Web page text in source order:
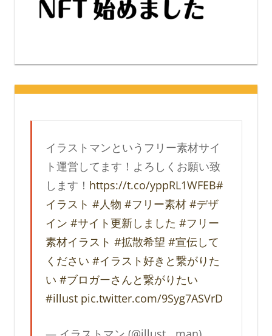
イラストマンというフリー素材サイ
ト運営してます！よろしくお願い致
します！ https://t.co/yppRL1WFEB#
イラスト #人物 #フリー素材 #デザ
イン #サイト更新しました #フリー
素材イラスト #拡散希望 #宣伝して
ください #イラスト好きと繋がりた
い #ブロガーさんと繋がりたい
#illust pic.twitter.com/9Syg7ASVrD